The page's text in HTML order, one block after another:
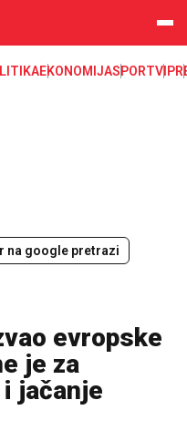
EKONOMIJASPORTVIP
na google pretrazi
evropske
je za
jačanje